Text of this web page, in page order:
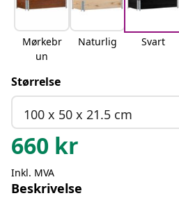
Mørkebr
un
Naturlig Svart
Størrelse
100 x 50 x 21.5 cm
660 kr
Inkl. MVA
Beskrivelse